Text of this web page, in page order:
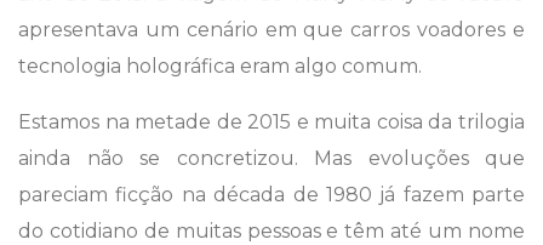
apresentava um cenário em que carros voadores e
tecnologia holográfica eram algo comum.
Estamos na metade de 2015 e muita coisa da trilogia
ainda não se concretizou. Mas evoluções que
pareciam ficção na década de 1980 já fazem parte
do cotidiano de muitas pessoas e têm até um nome